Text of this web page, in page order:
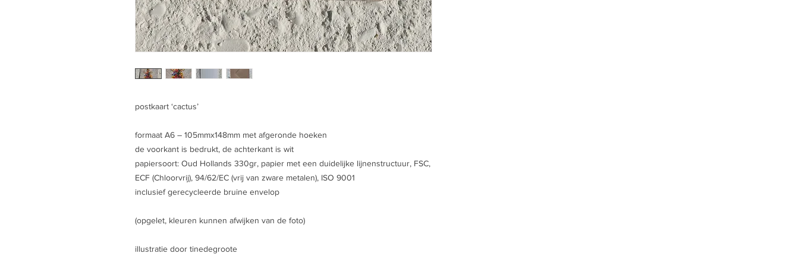
postkaart ‘cactus’
formaat A6 – 105mmx148mm met afgeronde hoeken
de voorkant is bedrukt, de achterkant is wit
papiersoort: Oud Hollands 330gr, papier met een duidelijke lijnenstructuur, FSC,
ECF (Chloorvrij), 94/62/EC (vrij van zware metalen), ISO 9001
inclusief gerecycleerde bruine envelop
(opgelet, kleuren kunnen afwijken van de foto)
illustratie door tinedegroote